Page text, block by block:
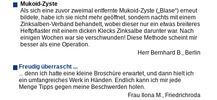
Mukoid-Zyste
Als sich eine zuvor zweimal entfernte Mukoid-Zyste („Blase“) erneut
bildete, habe ich sie nicht mehr geöffnet, sondern nachts mit einem
Zinksalben-Verband behandelt, wobei dieser nur ein etwas breiteres
Heftpflaster mit einem dicken Klecks Zinksalbe darunter war. Nach
einigen Wochen war sie verschwunden! Diese Methode scheint mir
besser als eine Operation.
Herr Bernhard B., Berlin
Freudig überrascht ...
... denn ich hatte eine kleine Broschüre erwartet, und dann hielt ich
ein umfangreiches Werk in Händen. Endlich kann ich mir jede
Menge Tipps gegen meine Beschwerden holen.
Frau Ilona M., Friedrichroda